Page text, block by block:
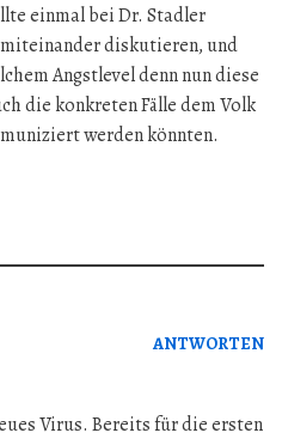
einmal bei Dr. Stadler
diskutieren, und
Angstlevel denn nun diese
die konkreten Fälle dem Volk
werden könnten.
ANTWORTEN
Virus. Bereits für die ersten